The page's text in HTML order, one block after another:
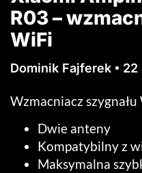
R03 –
WiFi
Dominik Fajferek 22
Wzmacniacz
Dwie anteny
Kompatybilny z
Maksymalna